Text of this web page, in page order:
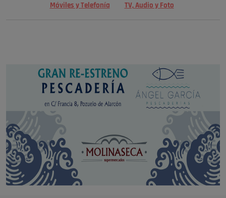
Móviles y Telefonía TV, Audio y Foto